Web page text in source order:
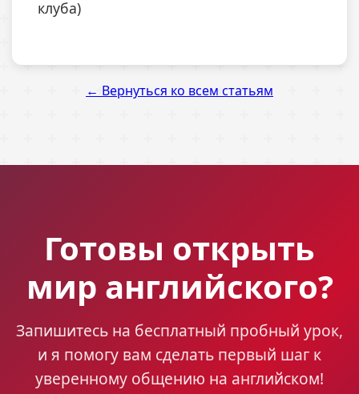
клуба)
← Вернуться ко всем статьям
Готовы открыть
мир английского?
Запишитесь на бесплатный пробный урок,
и я помогу вам сделать первый шаг к
уверенному общению на английском!